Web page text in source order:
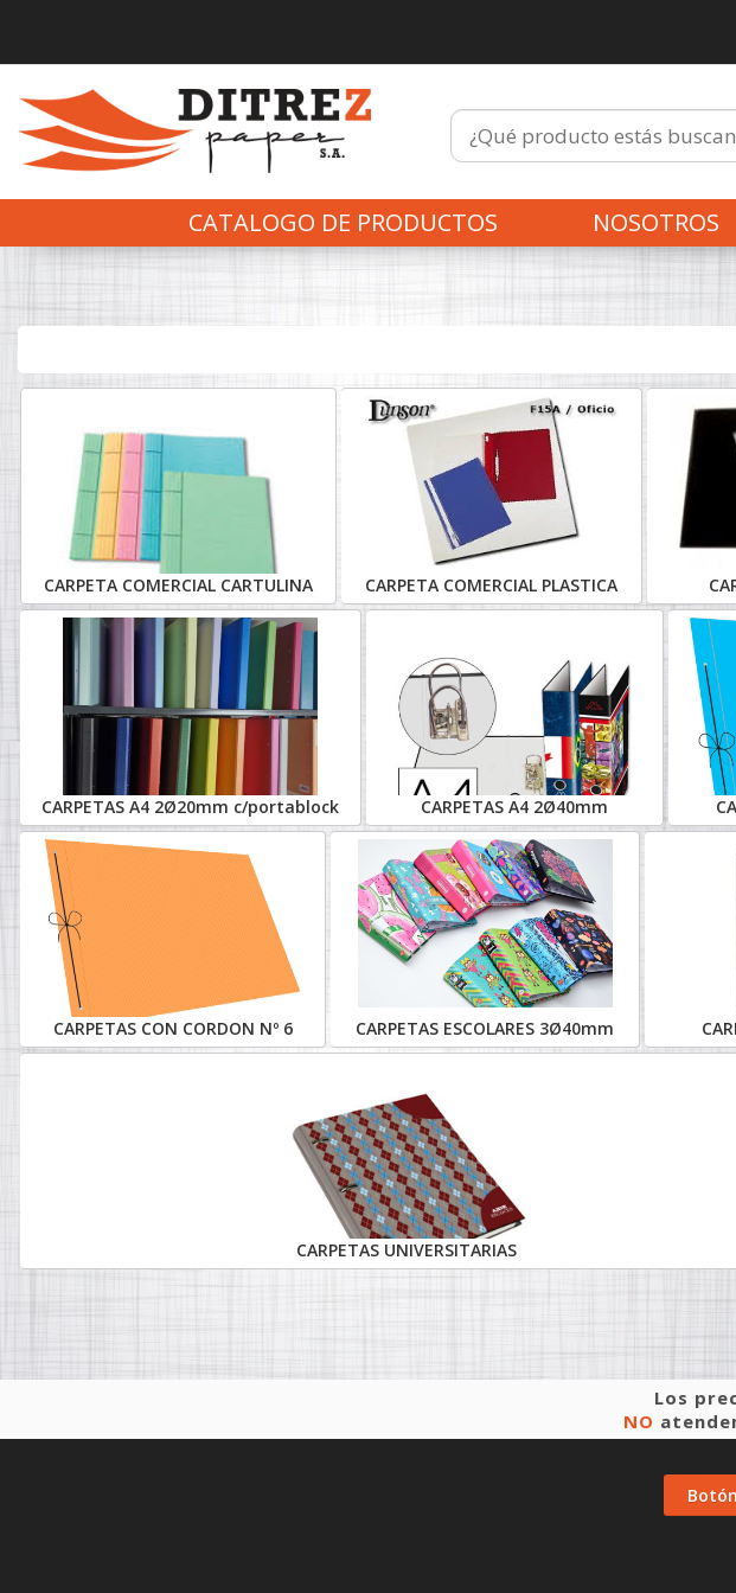
CATALOGO DE PRODUCTOS NOSOTROS
CARPETA COMERCIAL CARTULINA CARPETA COMERCIAL PLASTICA
CARPETAS A4 2Ø20mm c/portablock CARPETAS A4 2Ø40mm
CARPETAS CON CORDON Nº 6 CARPETAS ESCOLARES 3Ø40mm
CARPETAS UNIVERSITARIAS
Los
NO